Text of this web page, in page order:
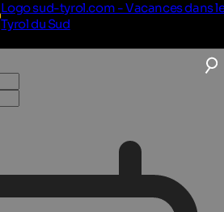
Logo sud-tyrol.com - Vacances dans
Tyrol du Sud